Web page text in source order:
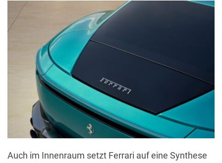
Auch im Innenraum setzt Ferrari auf eine Synthese